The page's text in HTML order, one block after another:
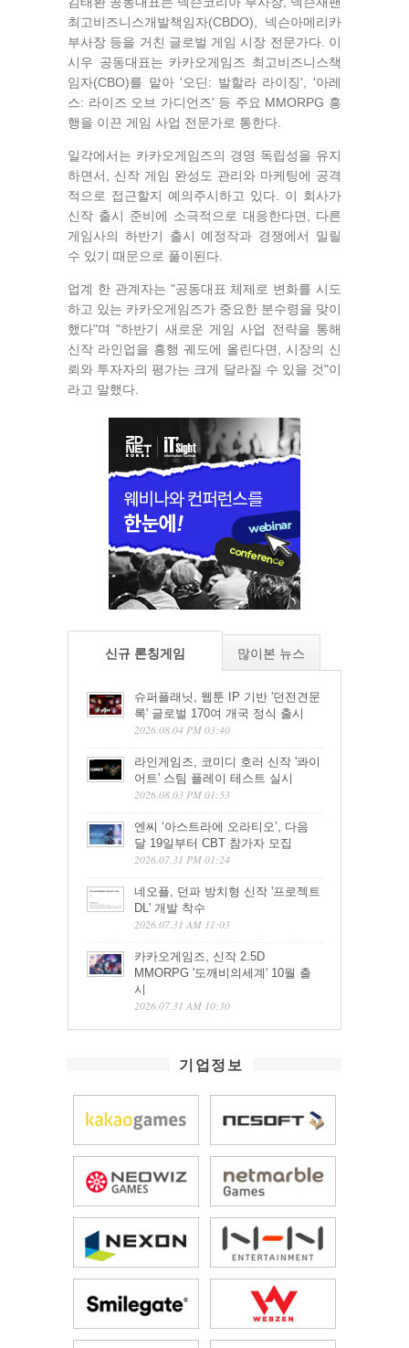
최고비즈니스개발책임자(CBDO), 넥슨아메리카
부사장 등을 거친 글로벌 게임 시장 전문가다. 이
시우 공동대표는 카카오게임즈 최고비즈니스책
임자(CBO)를 맡아 '오딘: 발할라 라이징', '아레
스: 라이즈 오브 가디언즈' 등 주요 MMORPG 흥
행을 이끈 게임 사업 전문가로 통한다.
일각에서는 카카오게임즈의 경영 독립성을 유지
하면서, 신작 게임 완성도 관리와 마케팅에 공격
적으로 접근할지 예의주시하고 있다. 이 회사가
신작 출시 준비에 소극적으로 대응한다면, 다른
게임사의 하반기 출시 예정작과 경쟁에서 밀릴
수 있기 때문으로 풀이된다.
업계 한 관계자는 "공동대표 체제로 변화를 시도
하고 있는 카카오게임즈가 중요한 분수령을 맞이
했다"며 "하반기 새로운 게임 사업 전략을 통해
신작 라인업을 흥행 궤도에 올린다면, 시장의 신
뢰와 투자자의 평가는 크게 달라질 수 있을 것"이
라고 말했다.
신규 론칭게임 많이본 뉴스
슈퍼플래닛, 웹툰 IP 기반 '던전견문
록' 글로벌 170여 개국 정식 출시
2026.08.04 PM 03:40
라인게임즈, 코미디 호러 신작 '콰이
어트' 스팀 플레이 테스트 실시
2026.08.03 PM 01:53
엔씨 ‘아스트라에 오라티오’, 다음
달 19일부터 CBT 참가자 모집
2026.07.31 PM 01:24
네오플, 던파 방치형 신작 '프로젝트
DL' 개발 착수
2026.07.31 AM 11:03
카카오게임즈, 신작 2.5D
MMORPG '도깨비의세계' 10월 출
시
2026.07.31 AM 10:30
기업정보